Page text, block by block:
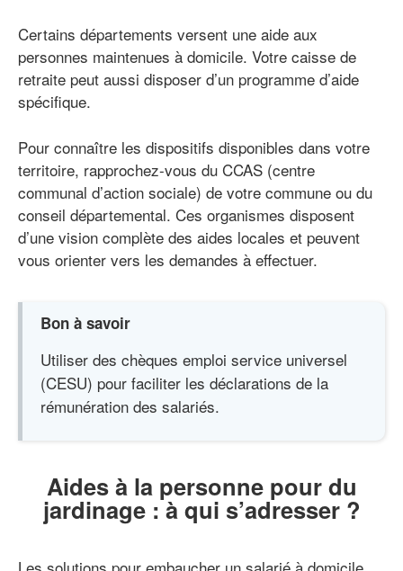
Certains départements versent une aide aux
personnes maintenues à domicile. Votre caisse de
retraite peut aussi disposer d’un programme d’aide
spécifique.
Pour connaître les dispositifs disponibles dans votre
territoire, rapprochez-vous du CCAS (centre
communal d’action sociale) de votre commune ou du
conseil départemental. Ces organismes disposent
d’une vision complète des aides locales et peuvent
vous orienter vers les demandes à effectuer.
Bon à savoir
Utiliser des chèques emploi service universel
(CESU) pour faciliter les déclarations de la
rémunération des salariés.
Aides à la personne pour du
jardinage : à qui s’adresser ?